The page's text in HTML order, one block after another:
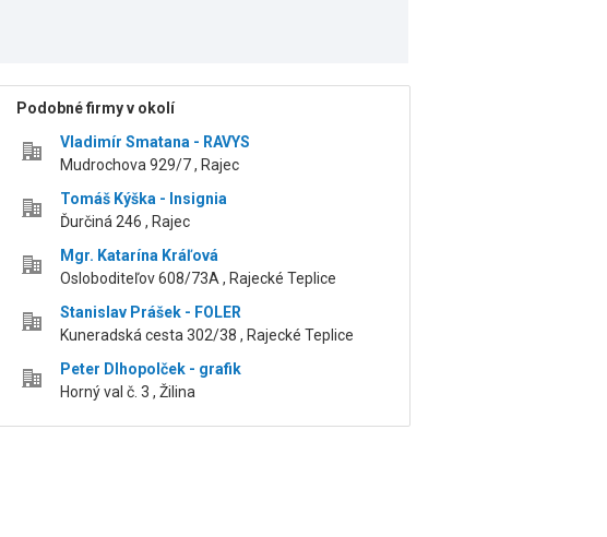
Podobné firmy v okolí
Vladimír Smatana - RAVYS
Mudrochova 929/7 , Rajec
Tomáš Kýška - Insignia
Ďurčiná 246 , Rajec
Mgr. Katarína Kráľová
Osloboditeľov 608/73A , Rajecké Teplice
Stanislav Prášek - FOLER
Kuneradská cesta 302/38 , Rajecké Teplice
Peter Dlhopolček - grafik
Horný val č. 3 , Žilina